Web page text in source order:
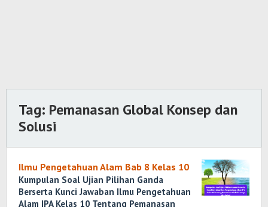
Tag: Pemanasan Global Konsep dan
Solusi
Ilmu Pengetahuan Alam Bab 8 Kelas 10
Kumpulan Soal Ujian Pilihan Ganda
Berserta Kunci Jawaban Ilmu Pengetahuan
Alam IPA Kelas 10 Tentang Pemanasan